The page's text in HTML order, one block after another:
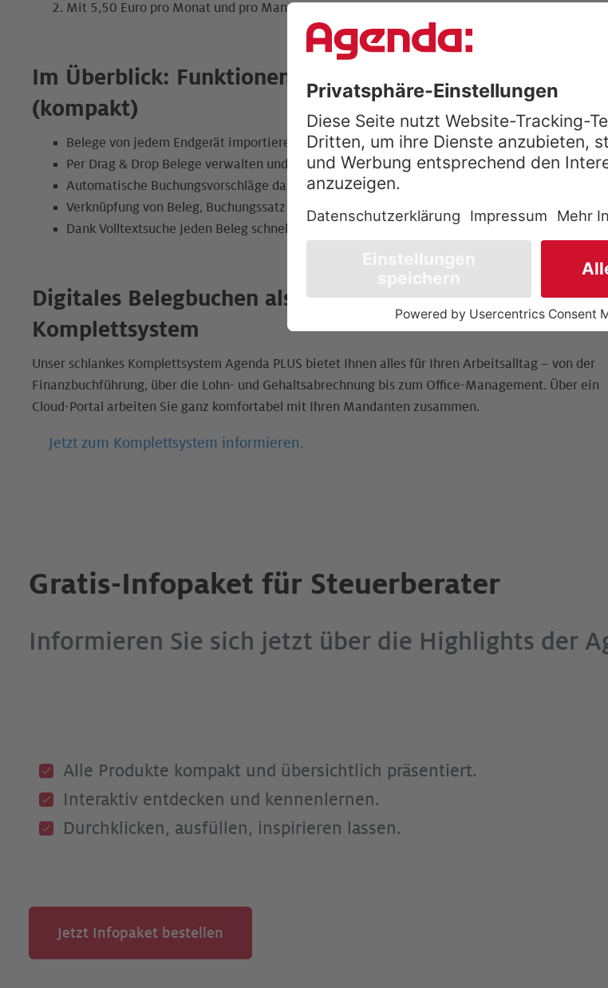
Mit 5,50 Euro pro Monat und pro Mandant auch wesentlich günstiger.
Im Überblick: Funktionen von Digitales Belegbuchen
(kompakt)
Belege von jedem Endgerät importieren
Per Drag & Drop Belege verwalten und sortieren
Automatische Buchungsvorschläge dank Texterkennung
Verknüpfung von Beleg, Buchungssatz und Überweisung
Dank Volltextsuche jeden Beleg schnell finden
Digitales Belegbuchen als perfekte Ergänzung zum
Komplettsystem
Unser schlankes Komplettsystem Agenda PLUS bietet Ihnen alles für Ihren Arbeitsalltag – von der
Finanzbuchführung, über die Lohn- und Gehaltsabrechnung bis zum Office-Management. Über ein
Cloud-Portal arbeiten Sie ganz komfortabel mit Ihren Mandanten zusammen.
Jetzt zum Komplettsystem informieren.
Gratis-Infopaket für Steuerberater
Informieren Sie sich jetzt über die Highlights der
Alle Produkte kompakt und übersichtlich präsentiert.
Interaktiv entdecken und kennenlernen.
Durchklicken, ausfüllen, inspirieren lassen.­
Jetzt Infopaket bestellen